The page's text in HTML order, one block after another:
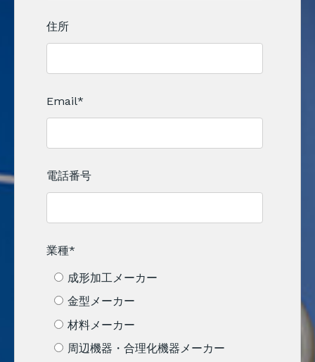
住所
Email*
電話番号
業種*
成形加工メーカー
金型メーカー
材料メーカー
周辺機器・合理化機器メーカー